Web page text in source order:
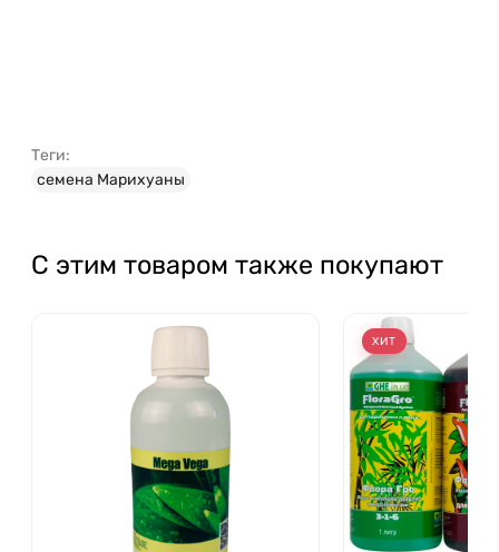
Теги:
семена Марихуаны
С этим товаром также покупают
ХИТ